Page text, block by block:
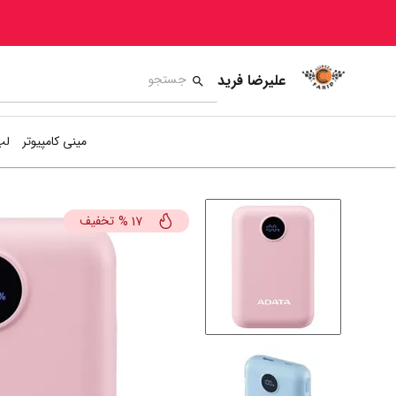
علیرضا فرید
مینی کامپیوتر
17
% تخفیف